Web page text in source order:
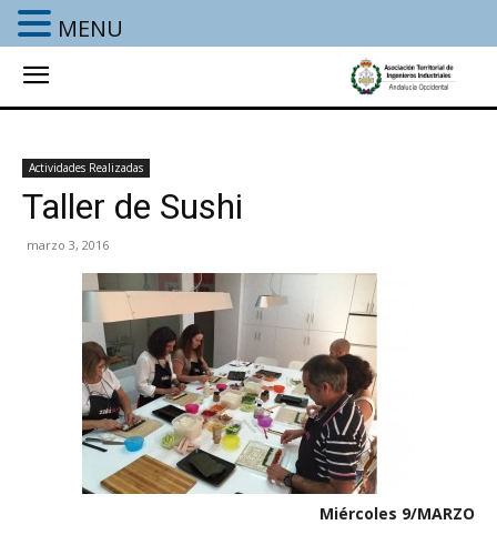
Actividades Realizadas
Taller de Sushi
marzo 3, 2016
Miércoles 9/MARZO
MENU